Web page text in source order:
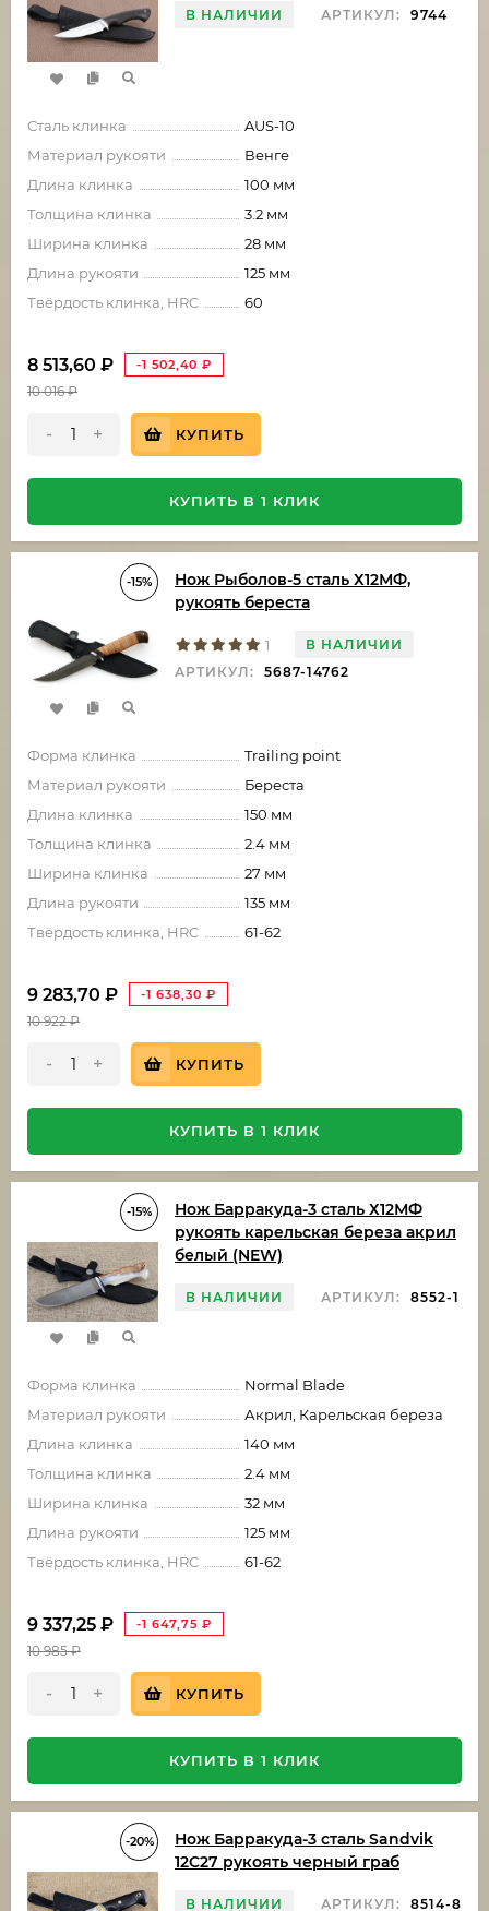
В НАЛИЧИИ АРТИКУЛ: 9744
Сталь клинка
AUS-10
Материал рукояти
Венге
Длина клинка
100 мм
Толщина клинка
3.2 мм
Ширина клинка
28 мм
Длина рукояти
125 мм
Твёрдость клинка, HRC
60
8 513,60 ₽ -1 502,40 ₽
10 016₽
- + КУПИТЬ
КУПИТЬ В 1 КЛИК
-15%
Нож Рыболов-5 сталь Х12МФ,
рукоять береста
1
В НАЛИЧИИ
АРТИКУЛ:
5687-14762
Форма клинка
Trailing point
Материал рукояти
Береста
Длина клинка
150 мм
Толщина клинка
2.4 мм
Ширина клинка
27 мм
Длина рукояти
135 мм
Твёрдость клинка, HRC
61-62
9 283,70 ₽ -1 638,30 ₽
10 922₽
- + КУПИТЬ
КУПИТЬ В 1 КЛИК
-15%
Нож Барракуда-3 сталь Х12МФ
рукоять карельская береза акрил
белый (NEW)
В НАЛИЧИИ АРТИКУЛ: 8552-1
Форма клинка
Normal Blade
Материал рукояти
Акрил, Карельская береза
Длина клинка
140 мм
Толщина клинка
2.4 мм
Ширина клинка
32 мм
Длина рукояти
125 мм
Твёрдость клинка, HRC
61-62
9 337,25 ₽ -1 647,75 ₽
10 985₽
- + КУПИТЬ
КУПИТЬ В 1 КЛИК
-20%
Нож Барракуда-3 сталь Sandvik
12C27 рукоять черный граб
В НАЛИЧИИ АРТИКУЛ: 8514-8